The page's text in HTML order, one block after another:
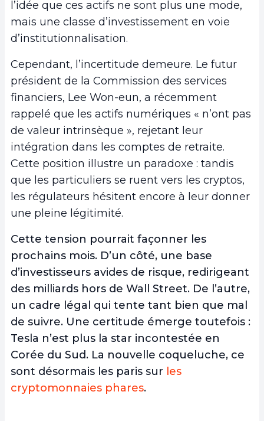
l’idée que ces actifs ne sont plus une mode,
mais une classe d’investissement en voie
d’institutionnalisation.
Cependant, l’incertitude demeure. Le futur
président de la Commission des services
financiers, Lee Won-eun, a récemment
rappelé que les actifs numériques « n’ont pas
de valeur intrinsèque », rejetant leur
intégration dans les comptes de retraite.
Cette position illustre un paradoxe : tandis
que les particuliers se ruent vers les cryptos,
les régulateurs hésitent encore à leur donner
une pleine légitimité.
Cette tension pourrait façonner les
prochains mois. D’un côté, une base
d’investisseurs avides de risque, redirigeant
des milliards hors de Wall Street. De l’autre,
un cadre légal qui tente tant bien que mal
de suivre. Une certitude émerge toutefois :
Tesla n’est plus la star incontestée en
Corée du Sud. La nouvelle coqueluche, ce
sont désormais les paris sur les
cryptomonnaies phares.